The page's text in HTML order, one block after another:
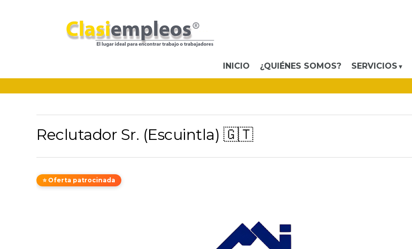
INICIO ¿QUIÉNES SOMOS? SERVICIOS
Reclutador Sr. (Escuintla) 🇬🇹
⭐ Oferta patrocinada